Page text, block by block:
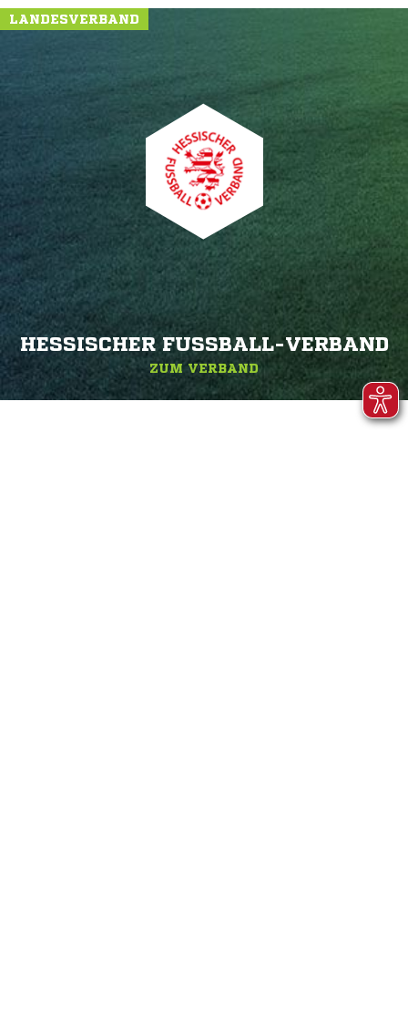
LANDESVERBAND
HESSISCHER FUSSBALL-VERBAND
ZUM VERBAND